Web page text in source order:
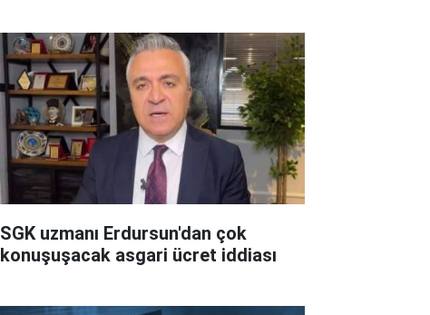
SGK uzmanı Erdursun'dan çok
konuşuşacak asgari ücret iddiası